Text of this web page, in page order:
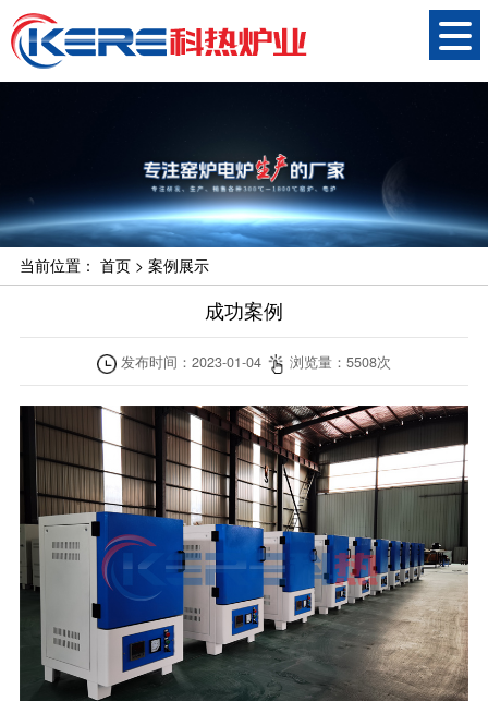
当前位置： 首页> 案例展示
成功案例
发布时间：2023-01-04 浏览量：5508次